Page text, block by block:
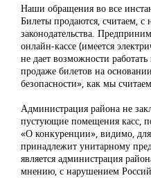
Наши обращения во все
Билеты продаются, считаем,
законодательства.
онлайн-кассе (имеется
не дает возможности работать
продаже билетов на
безопасности», как мы считаем.
Администрация района не
пустующие помещения касс,
«О конкуренции», видимо, для
принадлежит унитарному
является администрация
мнению, с нарушением